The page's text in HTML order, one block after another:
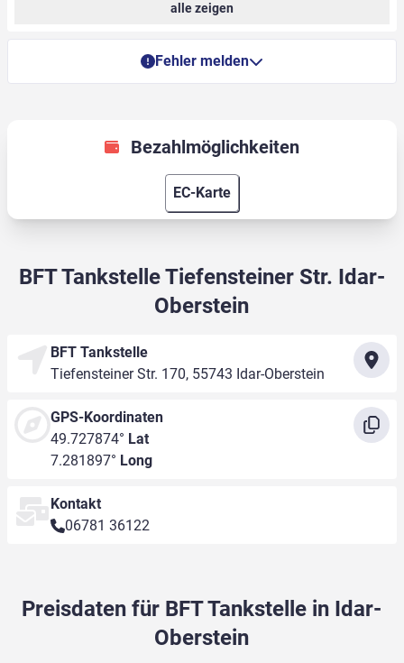
alle zeigen
Fehler melden
Bezahlmöglichkeiten
EC-Karte
BFT Tankstelle Tiefensteiner Str. Idar-
Oberstein
BFT Tankstelle
Tiefensteiner Str. 170, 55743 Idar-Oberstein
GPS-Koordinaten
49.727874° Lat
7.281897° Long
Kontakt
06781 36122
Preisdaten für BFT Tankstelle in Idar-
Oberstein